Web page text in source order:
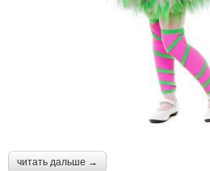
читать дальше →